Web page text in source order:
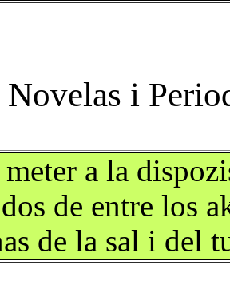
a la
de entre los
de la sal i del